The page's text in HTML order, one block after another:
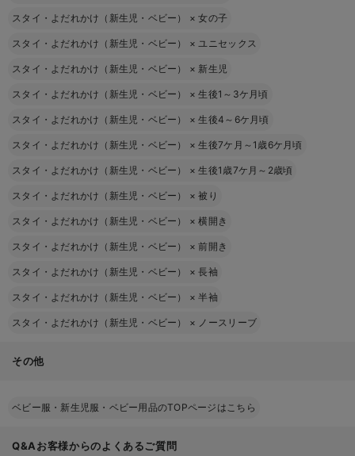
スタイ・よだれかけ（新生児・ベビー） ×女の子
スタイ・よだれかけ（新生児・ベビー） ×ユニセックス
スタイ・よだれかけ（新生児・ベビー） × 新生児
スタイ・よだれかけ（新生児・ベビー） ×生後1～3ケ月頃
スタイ・よだれかけ（新生児・ベビー） ×生後4～6ケ月頃
スタイ・よだれかけ（新生児・ベビー） ×生後7ケ月～1歳6ケ月頃
スタイ・よだれかけ（新生児・ベビー） ×生後1歳7ケ月～2歳頃
スタイ・よだれかけ（新生児・ベビー） ×被り
スタイ・よだれかけ（新生児・ベビー） ×横開き
スタイ・よだれかけ（新生児・ベビー） ×前開き
スタイ・よだれかけ（新生児・ベビー） ×長袖
スタイ・よだれかけ（新生児・ベビー） ×半袖
スタイ・よだれかけ（新生児・ベビー） × ノースリーブ
その他
ベビー服・新生児服・ベビー用品のTOPページはこちら
Q&Aお客様からのよくあるご質問